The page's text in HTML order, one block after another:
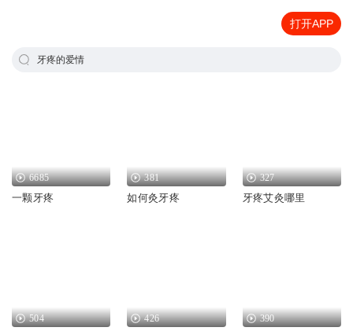
打开APP
牙疼的爱情
6685
一颗牙疼
381
如何灸牙疼
327
牙疼艾灸哪里
504 426 390